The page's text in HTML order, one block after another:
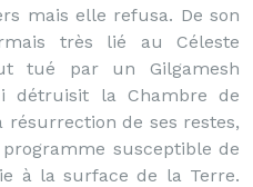
mais elle refusa. De son
très lié au Céleste
tué par un Gilgamesh
détruisit la Chambre de
résurrection de ses restes,
susceptible de
à la surface de la Terre.